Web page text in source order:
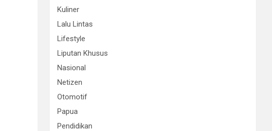
Kuliner
Lalu Lintas
Lifestyle
Liputan Khusus
Nasional
Netizen
Otomotif
Papua
Pendidikan